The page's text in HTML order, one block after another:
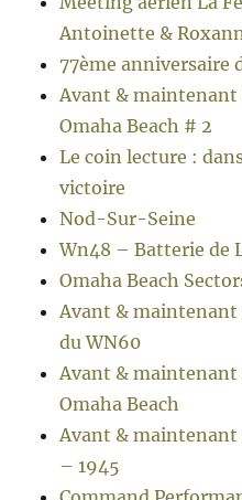
Antoinette &
77ème anniversaire
Avant & maintenant
Omaha Beach # 2
Le coin lecture :
victoire
Nod-Sur-Seine
Wn48 – Batterie de
Omaha Beach
Avant & maintenant
du WN60
Avant & maintenant
Omaha Beach
Avant &
– 1945